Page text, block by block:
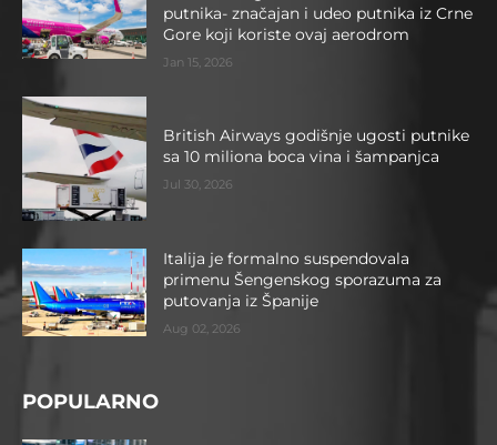
putnika- značajan i udeo putnika iz Crne
Gore koji koriste ovaj aerodrom
Jan 15, 2026
British Airways godišnje ugosti putnike
sa 10 miliona boca vina i šampanjca
Jul 30, 2026
Italija je formalno suspendovala
primenu Šengenskog sporazuma za
putovanja iz Španije
Aug 02, 2026
POPULARNO